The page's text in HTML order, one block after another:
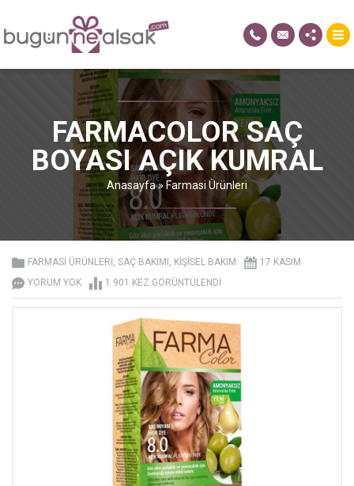
FARMACOLOR SAÇ
BOYASI AÇIK KUMRAL
Anasayfa» Farmasi Ürünleri
FARMASI ÜRÜNLERI, SAÇ BAKIMI , KIŞISEL BAKIM
17 KASIM
YORUM YOK
1.901 KEZ GÖRÜNTÜLENDI